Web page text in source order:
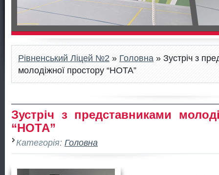
Рівненський Ліцей №2 » Головна » Зустріч з
молодіжної простору “НОТА”
Зустріч з представниками
“НОТА”
Категорія: Головна